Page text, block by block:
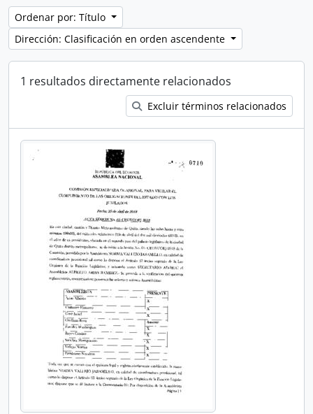
Ordenar por: Título
Dirección: Clasificación en orden ascendente
1 resultados directamente relacionados
Excluir términos relacionados